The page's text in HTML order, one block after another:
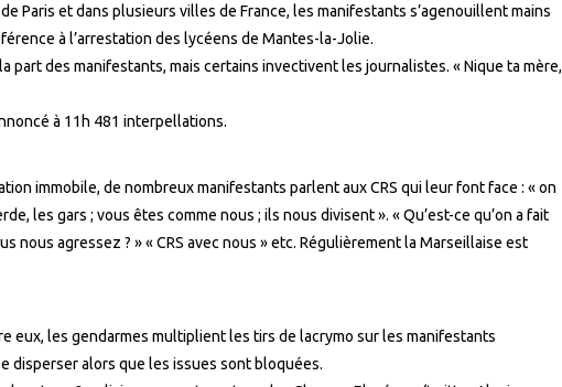
Paris et dans plusieurs villes de France, les manifestants s’agenouillent mains
à l’arrestation des lycéens de Mantes-la-Jolie.
part des manifestants, mais certains invectivent les journalistes. « Nique ta mère,
à 11h 481 interpellations.
immobile, de nombreux manifestants parlent aux CRS qui leur font face : « on
les gars ; vous êtes comme nous ; ils nous divisent ». « Qu’est-ce qu’on a fait
nous agressez ? » « CRS avec nous » etc. Régulièrement la Marseillaise est
eux, les gendarmes multiplient les tirs de lacrymo sur les manifestants
disperser alors que les issues sont bloquées.